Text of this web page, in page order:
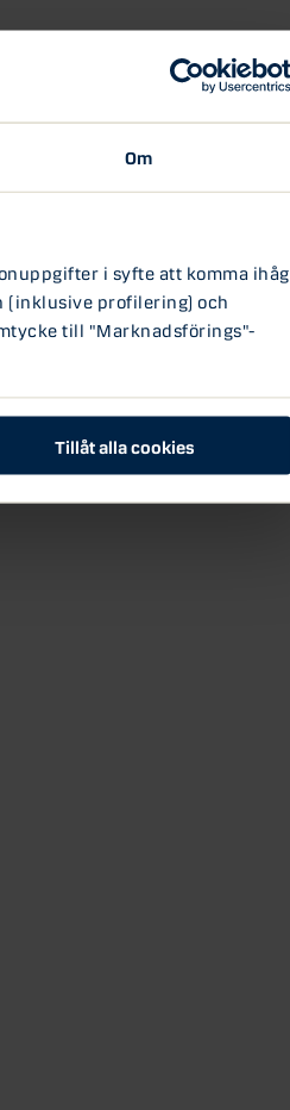
Om
i syfte att komma ihåg
(inklusive profilering) och
till "Marknadsförings"-
Tillåt alla cookies